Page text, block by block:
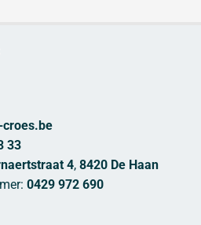
croes.be
33
4, 8420 De Haan
0429 972 690